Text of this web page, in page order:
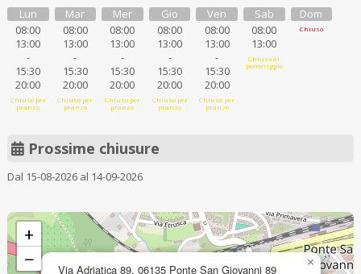
Lun
08:00
13:00
-
15:30
20:00
Chiuso per
pranzo
Mar
08:00
13:00
-
15:30
20:00
Chiuso per
pranzo
Mer
08:00
13:00
-
15:30
20:00
Chiuso per
pranzo
Gio
08:00
13:00
-
15:30
20:00
Chiuso per
pranzo
Ven
08:00
13:00
-
15:30
20:00
Chiuso per
pranzo
Sab
08:00
13:00
Chiuso al
pomeriggio
Dom
Chiuso
Prossime chiusure
Dal 15-08-2026 al 14-09-2026
Via Adriatica 89, 06135 Ponte San Giovanni 89
×
+
−